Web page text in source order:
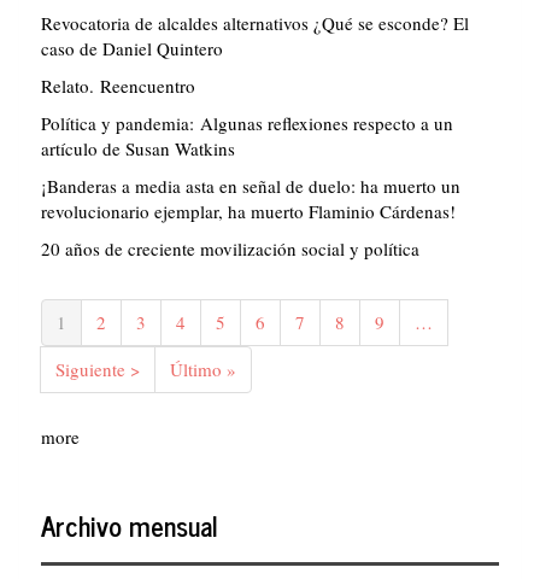
Revocatoria de alcaldes alternativos ¿Qué se esconde? El
caso de Daniel Quintero
Relato. Reencuentro
Política y pandemia: Algunas reflexiones respecto a un
artículo de Susan Watkins
¡Banderas a media asta en señal de duelo: ha muerto un
revolucionario ejemplar, ha muerto Flaminio Cárdenas!
20 años de creciente movilización social y política
Paginación
Página
actual
1 Página
2 Página
3 Página
4 Página
5 Página
6 Página
7 Página
8 Página
9
…
Siguiente
página
Siguiente >
Última
página
Último »
more
Archivo mensual